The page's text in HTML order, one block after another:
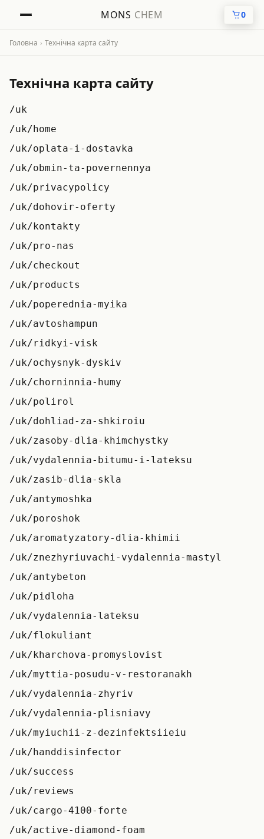
MONS CHEM 0
Головна › Технічна карта сайту
Технічна карта сайту
/uk
/uk/home
/uk/oplata-i-dostavka
/uk/obmin-ta-povernennya
/uk/privacypolicy
/uk/dohovir-oferty
/uk/kontakty
/uk/pro-nas
/uk/checkout
/uk/products
/uk/poperednia-myika
/uk/avtoshampun
/uk/ridkyi-visk
/uk/ochysnyk-dyskiv
/uk/chorninnia-humy
/uk/polirol
/uk/dohliad-za-shkiroiu
/uk/zasoby-dlia-khimchystky
/uk/vydalennia-bitumu-i-lateksu
/uk/zasib-dlia-skla
/uk/antymoshka
/uk/poroshok
/uk/aromatyzatory-dlia-khimii
/uk/znezhyriuvachi-vydalennia-mastyl
/uk/antybeton
/uk/pidloha
/uk/vydalennia-lateksu
/uk/flokuliant
/uk/kharchova-promyslovist
/uk/myttia-posudu-v-restoranakh
/uk/vydalennia-zhyriv
/uk/vydalennia-plisniavy
/uk/myiuchii-z-dezinfektsiieiu
/uk/handdisinfector
/uk/success
/uk/reviews
/uk/cargo-4100-forte
/uk/active-diamond-foam